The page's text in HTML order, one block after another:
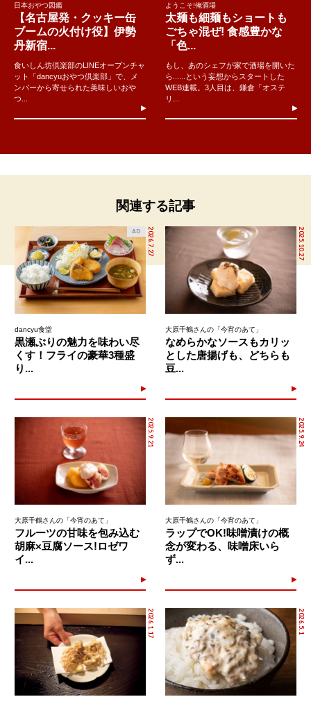
日本おやつ図鑑
【名古屋発・クッキー缶
ブームの火付け役】伊勢
丹新宿...
食いしん坊倶楽部のLINEオープンチャ
ット「dancyuおやつ倶楽部」で、メ
ンバーから寄せられた美味しいおや
つ...
ようこそ!俺酒場
太麺も細麺もショートも
ごちゃ混ぜ! 食感豊かな
「色...
もし、あのシェフが家で酒場を開いた
ら......という妄想からスタートした
WEB連載。3人目は、鎌倉「オステ
リ...
関連する記事
2026.7.27
AD
dancyu食堂
黒瀬ぶりの魅力を味わい尽
くす！フライの豪華3種盛
り...
2025.10.27
大原千鶴さんの「今宵のあて」
なめらかなソースもカリッ
とした唐揚げも、どちらも
豆...
2025.9.21
大原千鶴さんの「今宵のあて」
フルーツの甘味を包み込む
胡麻×豆腐ソース!ロゼワ
イ...
2025.9.24
大原千鶴さんの「今宵のあて」
ラップでOK!味噌漬けの概
念が変わる、味噌床いら
ず...
2026.1.17 2026.5.1